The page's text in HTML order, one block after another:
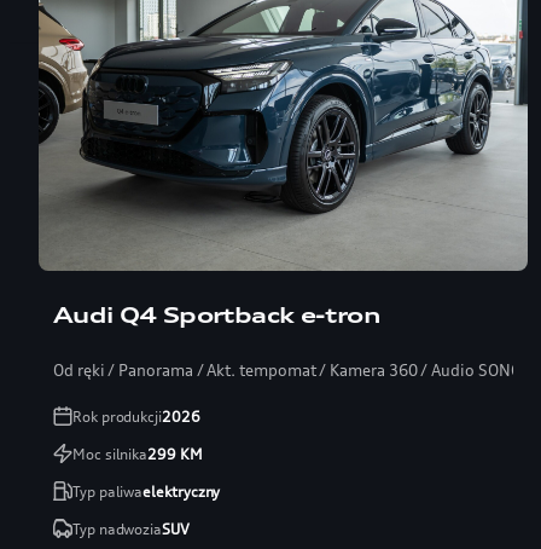
Audi Q4 Sportback e-tron
Od ręki / Panorama / Akt. tempomat / Kamera 360 / Audio SONOS
Rok produkcji2026
Moc silnika299KM
Typ paliwaelektryczny
Typ nadwoziaSUV